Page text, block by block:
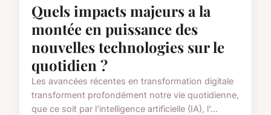
Quels impacts majeurs a la
montée en puissance des
nouvelles technologies sur le
quotidien ?
Les avancées récentes en transformation digitale
transforment profondément notre vie quotidienne,
que ce soit par l'intelligence artificielle (IA), l'...